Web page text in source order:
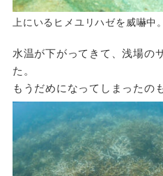
上にいるヒメユリハゼを威嚇中。
水温が下がってきて、浅場の
た。
もうだめになってしまったの